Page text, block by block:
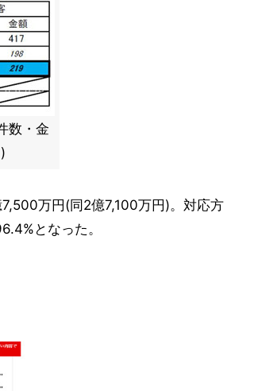
数・金
万円(同2億7,100万円)。対応方
となった。